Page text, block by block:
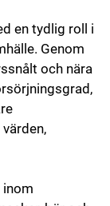
en tydlig roll i
Genom
och nära
inom